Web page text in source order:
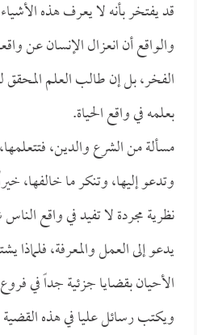
قد يفتخر بأنه لا يعرف هذه
والواقع أن انعزال الإنسان عن
الفخر، بل إن طالب العلم
بعلمه في واقع الحياة.
مسألة من الشرع والدين،
وتدعو إليها، وتنكر ما خالفها،
نظرية مجردة لا تفيد في واقع
يدعو إلى العمل والمعرفة،
الأحيان بقضايا جزئية جداً في
ويكتب رسائل عليا في هذه القضية